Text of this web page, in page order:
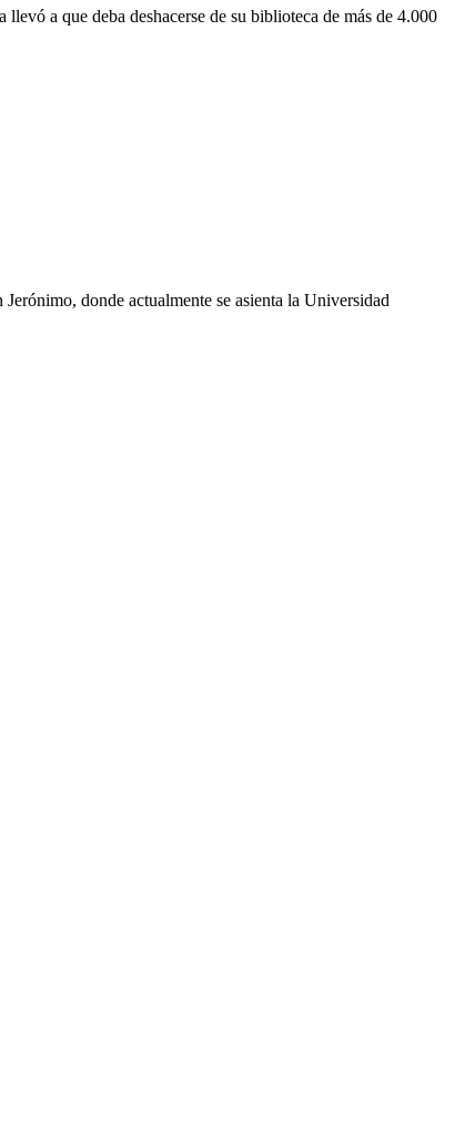
a que deba deshacerse de su biblioteca de más de 4.000
donde actualmente se asienta la Universidad